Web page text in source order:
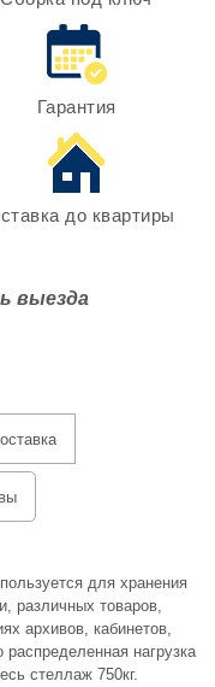
Гарантия
до квартиры
выезда
для хранения
различных товаров,
архивов, кабинетов,
нагрузка
стеллаж 750кг.